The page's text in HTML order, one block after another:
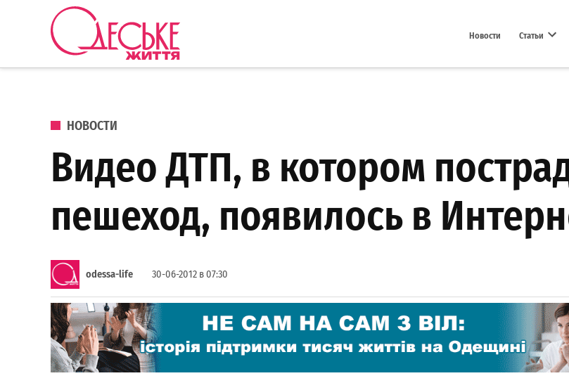
Перейти к содержанию
Новости Статьи
ОПУБЛИКОВАНО В
НОВОСТИ
Видео ДТП, в котором
пешеход, появилось в
odessa-life 30-06-2012 в 07:30